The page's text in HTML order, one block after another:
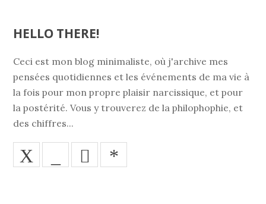
HELLO THERE!
Ceci est mon blog minimaliste, où j'archive mes
pensées quotidiennes et les événements de ma vie à
la fois pour mon propre plaisir narcissique, et pour
la postérité. Vous y trouverez de la philophophie, et
des chiffres...
X *